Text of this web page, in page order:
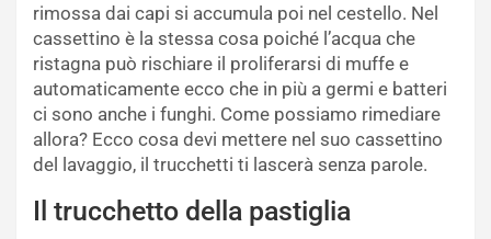
rimossa dai capi si accumula poi nel cestello. Nel
cassettino è la stessa cosa poiché l’acqua che
ristagna può rischiare il proliferarsi di muffe e
automaticamente ecco che in più a germi e batteri
ci sono anche i funghi. Come possiamo rimediare
allora? Ecco cosa devi mettere nel suo cassettino
del lavaggio, il trucchetti ti lascerà senza parole.
Il trucchetto della pastiglia